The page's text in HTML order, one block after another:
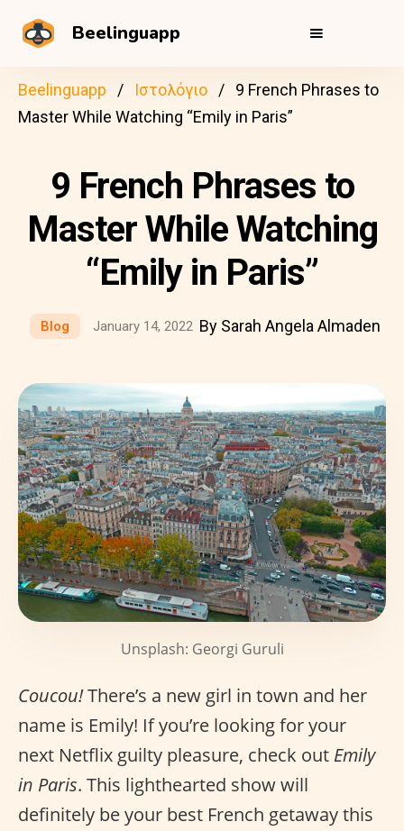
Beelinguapp
Beelinguapp Ιστολόγιο
9 French Phrases to
Master While Watching “Emily in Paris”
9 French Phrases to
Master While Watching
“Emily in Paris”
Blog January 14, 2022 By Sarah Angela Almaden
Unsplash: Georgi Guruli
Coucou!There’s a new girl in town and her
name is Emily! If you’re looking for your
next Netflix guilty pleasure, check out Emily
in Paris. This lighthearted show will
definitely be your best French getaway this